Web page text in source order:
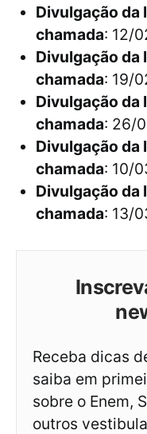
Divulgação da
chamada: 12/
Divulgação da
chamada: 19/
Divulgação da
chamada: 26/
Divulgação da
chamada: 10/
Divulgação da
chamada: 13/
Receba dicas
saiba em
sobre o Enem,
outros